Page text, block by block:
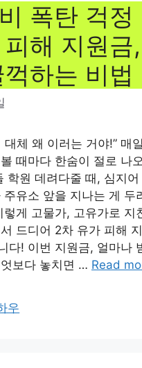
폭탄 걱정
피해 지원
하는 비법
대체 왜 이러는 거야!” 매
때마다 한숨이 절로 나
학원 데려다줄 때, 심지
주유소 앞을 지나는 게 두
렇게 고물가, 고유가로 지
드디어 2차 유가 피해
다! 이번 지원금, 얼마나
보다 놓치면 … Read
우